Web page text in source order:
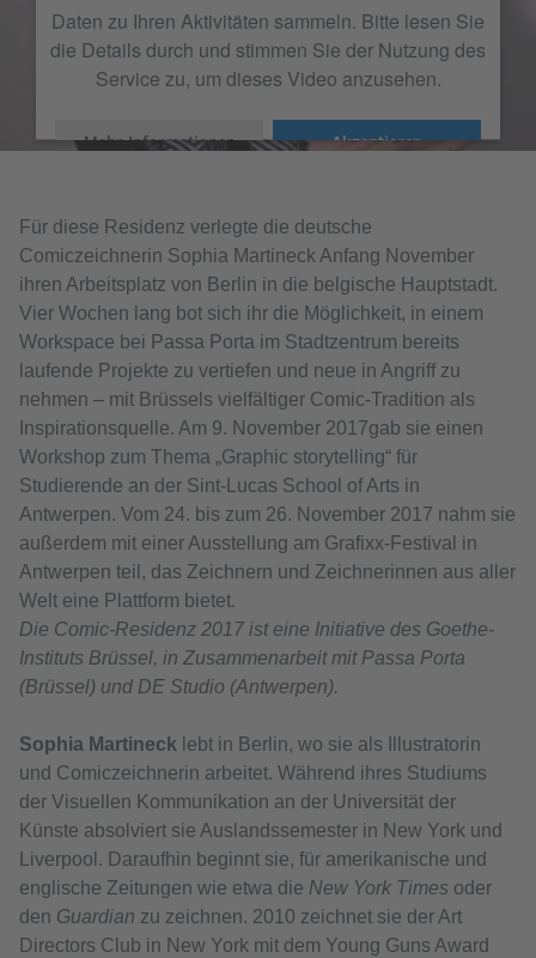
Daten zu Ihren Aktivitäten sammeln. Bitte lesen Sie
die Details durch und stimmen Sie der Nutzung des
Service zu, um dieses Video anzusehen.
Mehr Informationen Akzeptieren
Für diese Residenz verlegte die deutsche
Comiczeichnerin Sophia Martineck Anfang November
ihren Arbeitsplatz von Berlin in die belgische Hauptstadt.
Vier Wochen lang bot sich ihr die Möglichkeit, in einem
Workspace bei Passa Porta im Stadtzentrum bereits
laufende Projekte zu vertiefen und neue in Angriff zu
nehmen – mit Brüssels vielfältiger Comic-Tradition als
Inspirationsquelle. Am 9. November 2017gab sie einen
Workshop zum Thema „Graphic storytelling“ für
Studierende an der Sint-Lucas School of Arts in
Antwerpen. Vom 24. bis zum 26. November 2017 nahm sie
außerdem mit einer Ausstellung am Grafixx-Festival in
Antwerpen teil, das Zeichnern und Zeichnerinnen aus aller
Welt eine Plattform bietet.
Die Comic-Residenz 2017 ist eine Initiative des Goethe-
Instituts Brüssel, in Zusammenarbeit mit Passa Porta
(Brüssel) und DE Studio (Antwerpen).
Sophia Martineck lebt in Berlin, wo sie als Illustratorin
und Comiczeichnerin arbeitet. Während ihres Studiums
der Visuellen Kommunikation an der Universität der
Künste absolviert sie Auslandssemester in New York und
Liverpool. Daraufhin beginnt sie, für amerikanische und
englische Zeitungen wie etwa die New York Times oder
den Guardian zu zeichnen. 2010 zeichnet sie der Art
Directors Club in New York mit dem Young Guns Award